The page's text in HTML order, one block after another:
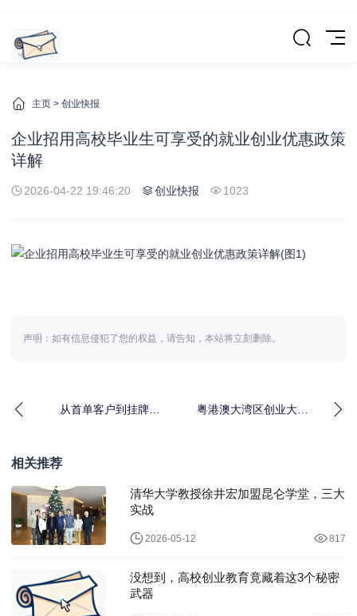
主页 > 创业快报
企业招用高校毕业生可享受的就业创业优惠政策
详解
2026-04-22 19:46:20 创业快报 1023
声明：如有信息侵犯了您的权益，请告知，本站将立刻删除。
从首单客户到挂牌上
粤港澳大湾区创业大赛
相关推荐
清华大学教授徐井宏加盟昆仑学堂，三大
实战
2026-05-12 817
没想到，高校创业教育竟藏着这3个秘密
武器